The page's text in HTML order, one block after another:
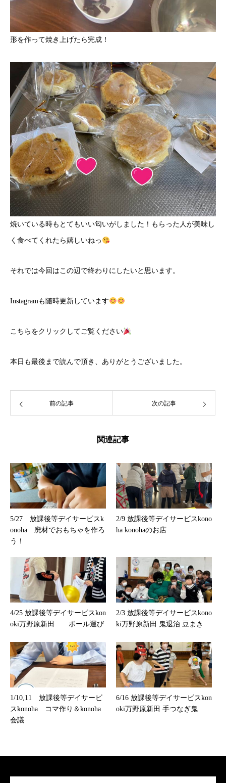
形を作って焼き上げたら完成！
焼いている時もとてもいい匂いがしました！もらった人が美味し
く食べてくれたら嬉しいねっ
それでは今回はこの辺で終わりにしたいと思います。
Instagramも随時更新しています
こちら をクリックしてご覧ください
本日も最後まで読んで頂き、ありがとうございました。
前の記事 次の記事
関連記事
5/27 放課後等デイサービスk
onoha 廃材でおもちゃを作ろ
う！
2/9 放課後等デイサービスkono
ha konohaのお店
4/25 放課後等デイサービスkon
oki万野原新田 ボール運び
2/3 放課後等デイサービスkono
ki万野原新田 鬼退治 豆まき
1/10,11 放課後等デイサービ
スkonoha コマ作り＆konoha
会議
6/16 放課後等デイサービスkon
oki万野原新田 手つなぎ鬼